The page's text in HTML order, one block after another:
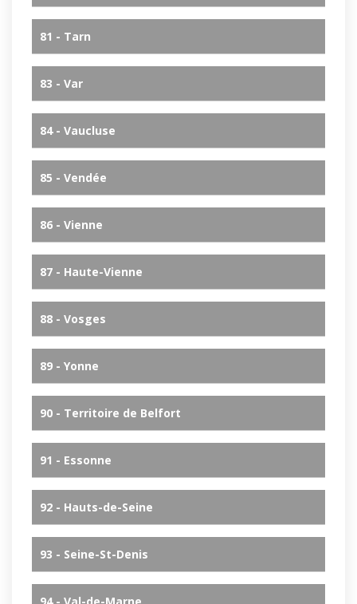
81 - Tarn
83 - Var
84 - Vaucluse
85 - Vendée
86 - Vienne
87 - Haute-Vienne
88 - Vosges
89 - Yonne
90 - Territoire de Belfort
91 - Essonne
92 - Hauts-de-Seine
93 - Seine-St-Denis